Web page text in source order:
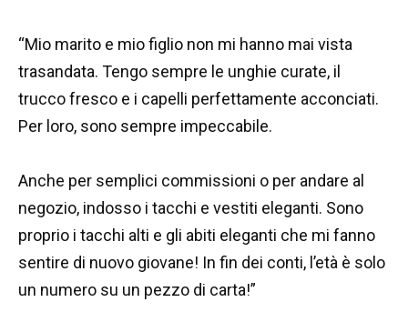
“Mio marito e mio figlio non mi hanno mai vista
trasandata. Tengo sempre le unghie curate, il
trucco fresco e i capelli perfettamente acconciati.
Per loro, sono sempre impeccabile.
Anche per semplici commissioni o per andare al
negozio, indosso i tacchi e vestiti eleganti. Sono
proprio i tacchi alti e gli abiti eleganti che mi fanno
sentire di nuovo giovane! In fin dei conti, l’età è solo
un numero su un pezzo di carta!”